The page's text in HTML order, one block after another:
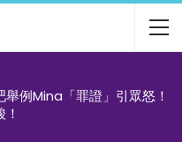
例Mina「罪證」引眾怒！